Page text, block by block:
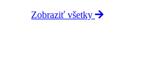
Zobraziť všetky